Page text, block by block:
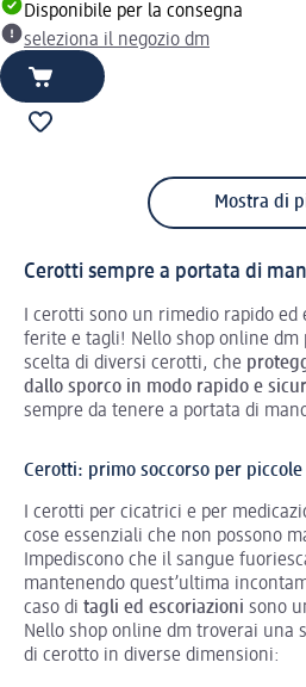
Disponibile per la consegna
seleziona il negozio dm
Mostra di
Cerotti sempre a portata di
I cerotti sono un rimedio rapido ed
ferite e tagli! Nello shop online dm
scelta di diversi cerotti, che
dallo sporco in modo rapido e
sempre da tenere a portata di
Cerotti: primo soccorso per
I cerotti per cicatrici e per
cose essenziali che non possono
Impediscono che il sangue
mantenendo quest’ultima
caso di tagli ed escoriazioni sono
Nello shop online dm troverai una
di cerotto in diverse dimensioni: